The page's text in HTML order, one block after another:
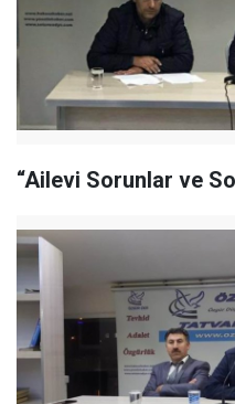
“Ailevi Sorunlar ve